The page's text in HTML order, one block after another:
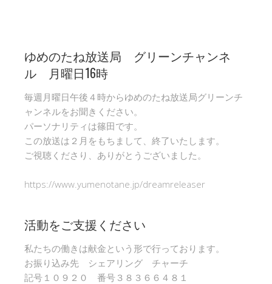
ゆめのたね放送局 グリーンチャンネ
ル 月曜日16時
毎週月曜日午後４時からゆめのたね放送局グリーンチ
ャンネルをお聞きください。
パーソナリティは篠田です。
この放送は２月をもちまして、終了いたします。
ご視聴くださり、ありがとうございました。
https://www.yumenotane.jp/dreamreleaser
活動をご支援ください
私たちの働きは献金という形で行っております。
お振り込み先 シェアリング チャーチ
記号１０９２０ 番号３８３６６４８１